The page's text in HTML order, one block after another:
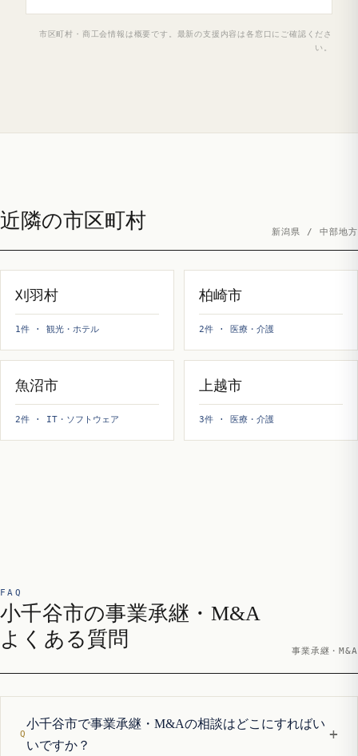
市区町村・商工会情報は概要です。最新の支援内容は各窓口にご確認くださ
い。
近隣の市区町村 新潟県 / 中部地方
刈羽村
1件 · 観光・ホテル
柏崎市
2件 · 医療・介護
魚沼市
2件 · IT・ソフトウェア
上越市
3件 · 医療・介護
FAQ
小千谷市の事業承継・M&A
よくある質問
事業承継・M&A
小千谷市で事業承継・M&Aの相談はどこにすればい
いですか？
+